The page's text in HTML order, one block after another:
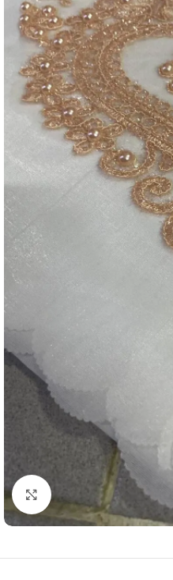
Resmi Büyüt